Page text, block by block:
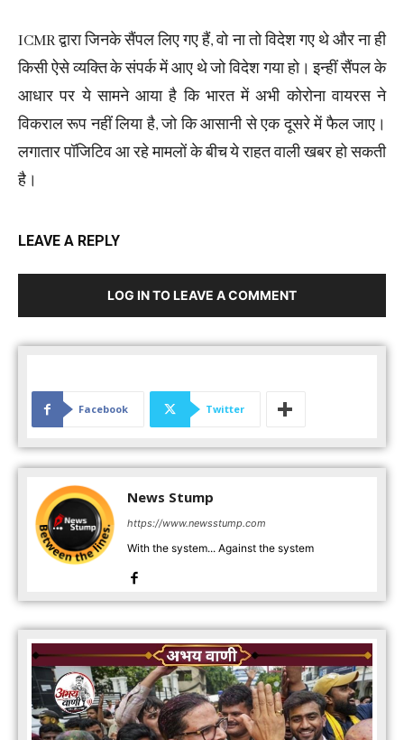
ICMR द्वारा जिनके सैंपल लिए गए हैं, वो ना तो विदेश गए थे और ना ही
किसी ऐसे व्यक्ति के संपर्क में आए थे जो विदेश गया हो। इन्हीं सैंपल के
आधार पर ये सामने आया है कि भारत में अभी कोरोना वायरस ने
विकराल रूप नहीं लिया है, जो कि आसानी से एक दूसरे में फैल जाए।
लगातार पॉजिटिव आ रहे मामलों के बीच ये राहत वाली खबर हो सकती
है।
LEAVE A REPLY
LOG IN TO LEAVE A COMMENT
Facebook Twitter
News Stump
https://www.newsstump.com
With the system... Against the system